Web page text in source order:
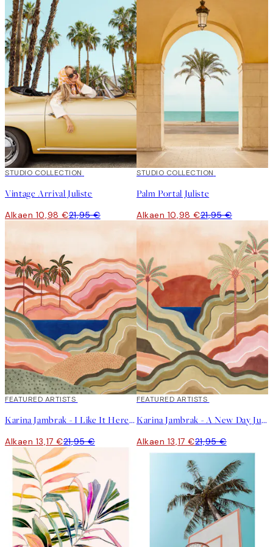
50%*
STUDIO COLLECTION
Vintage Arrival Juliste
Alkaen 10,98 €21,95 €
50%*
STUDIO COLLECTION
Palm Portal Juliste
Alkaen 10,98 €21,95 €
40%*
FEATURED ARTISTS
Karina Jambrak - I Like It Here Juliste
Alkaen 13,17 €21,95 €
40%*
FEATURED ARTISTS
Karina Jambrak - A New Day Juliste
Alkaen 13,17 €21,95 €